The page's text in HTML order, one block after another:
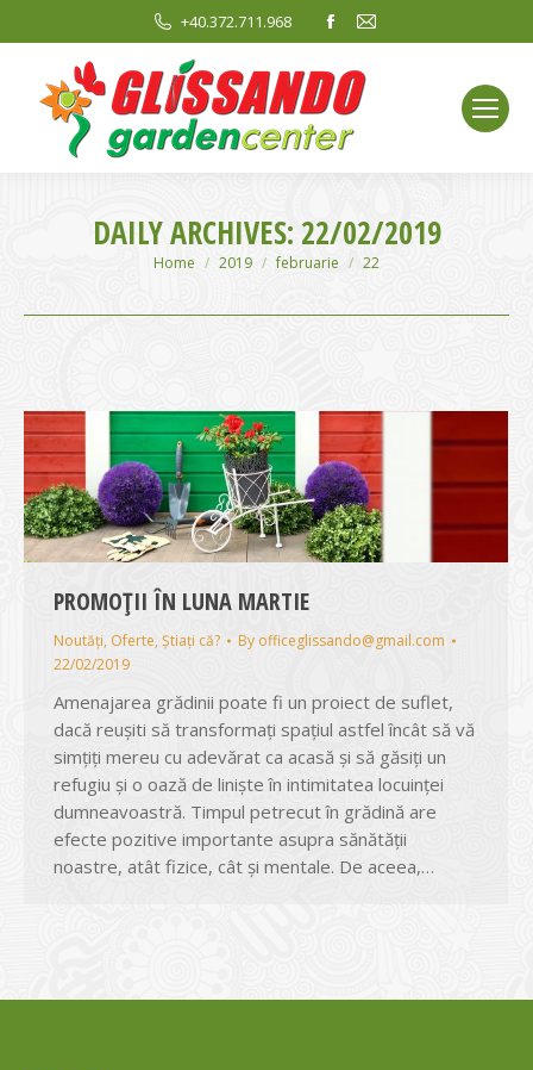
+40.372.711.968
Facebook
opens
in
new
window
Mail
window
DAILY ARCHIVES: 22/02/2019
You are here:
Home 2019 februarie 22
PROMOȚII ÎN LUNA MARTIE
Noutăți, Oferte, Știați că? By officeglissando@gmail.com
22/02/2019
Amenajarea grădinii poate fi un proiect de suflet,
dacă reușiti să transformaţi spațiul astfel încât să vă
simțiţi mereu cu adevărat ca acasă și să găsiţi un
refugiu și o oază de liniște în intimitatea locuinței
dumneavoastră. Timpul petrecut în grădină are
efecte pozitive importante asupra sănătății
noastre, atât fizice, cât și mentale. De aceea,…